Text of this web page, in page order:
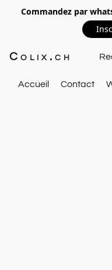
Commandez par
Colix.ch
Accueil Contact